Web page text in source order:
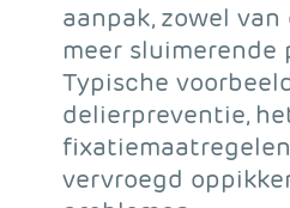
aanpak, zowel
meer sluimerende
Typische
delierpreventie,
vervroegd